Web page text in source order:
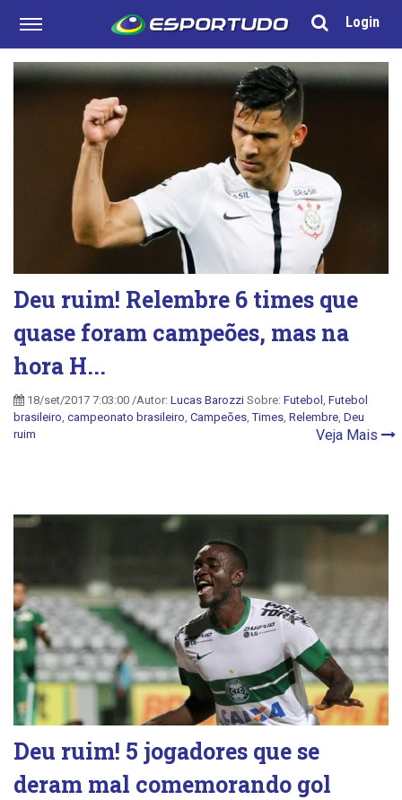
Login
Deu ruim! Relembre 6 times que
quase foram campeões, mas na
hora H...
18/set/2017 7:03:00 /Autor: Lucas Barozzi Sobre: Futebol Futebol
brasileiro campeonato brasileiro Campeões ,Times Relembre Deu
ruim
Veja Mais
Deu ruim! 5 jogadores que se
deram mal comemorando gol